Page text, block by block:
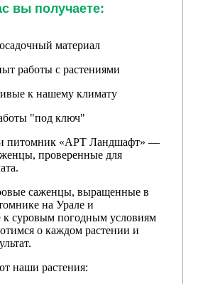
вы получаете:
материал
работы с растениями
к нашему климату
"под ключ"
питомник «АРТ Ландшафт» —
проверенные для
саженцы, выращенные в
на Урале и
к суровым погодным условиям
о каждом растении и
наши растения: